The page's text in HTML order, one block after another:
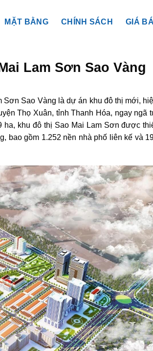
MẶT BẰNG CHÍNH SÁCH GIÁ
Lam Sơn Sao Vàng
Sao Vàng là dự án khu đô thị mới,
Thọ Xuân, tỉnh Thanh Hóa, ngay ngã
khu đô thị Sao Mai Lam Sơn được
bao gồm 1.252 nền nhà phố liên kế và